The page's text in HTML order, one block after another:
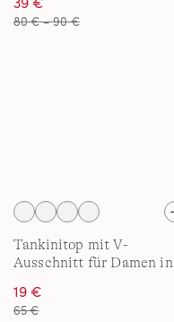
80 € – 90 €
Tankinitop mit V-
Ausschnitt für Damen in
19 €
65 €